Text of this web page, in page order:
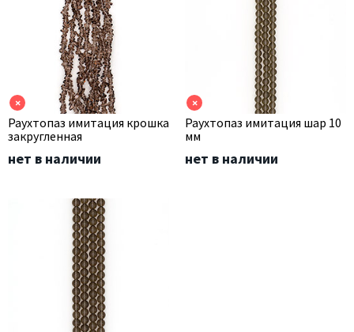
×
Раухтопаз имитация крошка
закругленная
нет в наличии
×
Раухтопаз имитация шар 10
мм
нет в наличии